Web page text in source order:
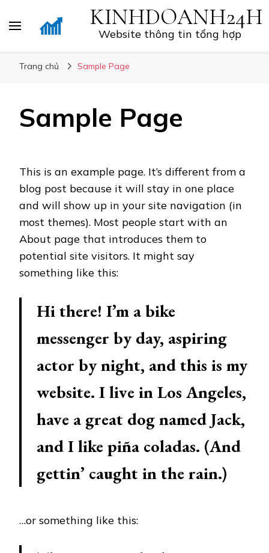
KINHDOANH24H
Website thông tin tổng hợp
Trang chủ Sample Page
Sample Page
This is an example page. It’s different from a
blog post because it will stay in one place
and will show up in your site navigation (in
most themes). Most people start with an
About page that introduces them to
potential site visitors. It might say
something like this:
Hi there! I’m a bike
messenger by day, aspiring
actor by night, and this is my
website. I live in Los Angeles,
have a great dog named Jack,
and I like piña coladas. (And
gettin’ caught in the rain.)
…or something like this: